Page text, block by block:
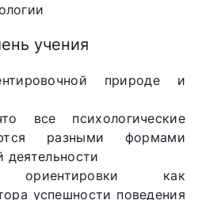
учения
природе и
все психологические
разными формами
деятельности
ориентировки как
успешности поведения